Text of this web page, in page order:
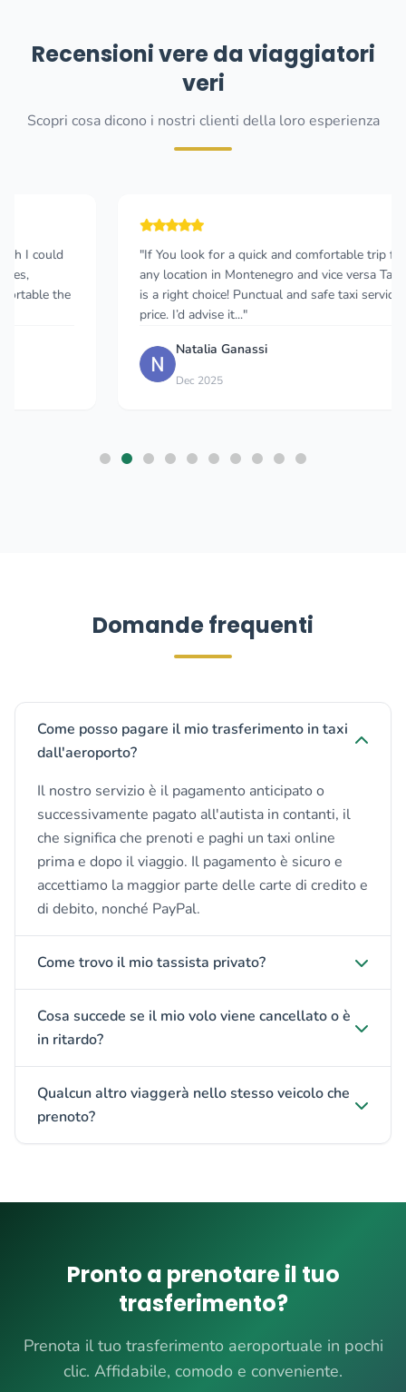
Recensioni vere da viaggiatori
veri
Scopri cosa dicono i nostri clienti della loro esperienza
"If You look for a quick and comfortable trip from airport to
any location in Montenegro and vice versa Taxi Podgorica
is a right choice! Punctual and safe taxi service at the best
price. I’d advise it..."
Natalia Ganassi
Domande frequenti
Come posso pagare il mio trasferimento in taxi
dall'aeroporto?
Il nostro servizio è il pagamento anticipato o
successivamente pagato all'autista in contanti, il
che significa che prenoti e paghi un taxi online
prima e dopo il viaggio. Il pagamento è sicuro e
accettiamo la maggior parte delle carte di credito e
di debito, nonché PayPal.
Come trovo il mio tassista privato?
Cosa succede se il mio volo viene cancellato o è
in ritardo?
Qualcun altro viaggerà nello stesso veicolo che
prenoto?
Pronto a prenotare il tuo
trasferimento?
Prenota il tuo trasferimento aeroportuale in pochi
clic. Affidabile, comodo e conveniente.